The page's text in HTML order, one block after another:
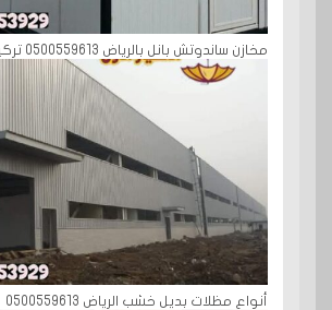
مخازن ساندوتش بانل بالرياض 0500559613 تركيب مخزن بانل
أنواع مظلات بديل خشب الرياض 0500559613